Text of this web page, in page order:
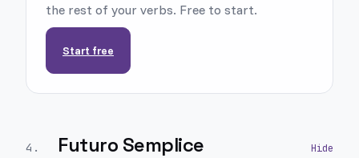
the rest of your verbs. Free to start.
Start free
4 . Futuro Semplice